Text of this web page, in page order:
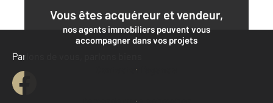
Vous êtes acquéreur et vendeur,
nos agents immobiliers peuvent vous
accompagner dans vos projets
Contacter l'agence
Parlons de vous, parlons biens